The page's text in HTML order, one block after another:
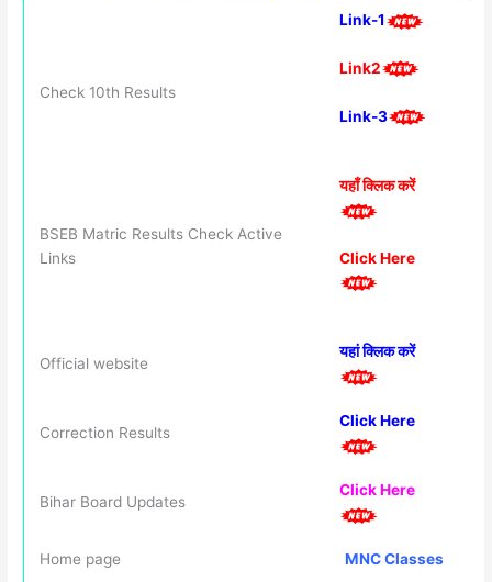
Check 10th Results
Link-1
Link2
Link-3
BSEB Matric Results Check Active
Links
यहाँ क्लिक करें
Click Here
Official website
यहां क्लिक करें
Correction Results
Click Here
Bihar Board Updates
Click Here
Home page MNC Classes